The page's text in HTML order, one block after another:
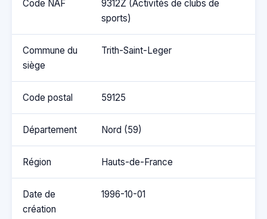
Code NAF
9312Z (Activités de clubs de
sports)
Commune du
siège
Trith-Saint-Leger
Code postal 59125
Département Nord (59)
Région Hauts-de-France
Date de
création
1996-10-01